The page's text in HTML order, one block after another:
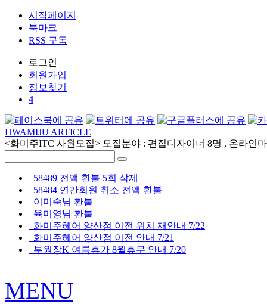
시작페이지
북마크
RSS 구독
로그인
회원 가입
정보찾기
4
HWAMIJU ARTICLE
<화미주ITC 사원모집> 모집분야 : 편집디자이너 8명 , 온라인
58489 전액 환불 5회 삭제
58484 연간회원 취소 전액 환불
이미숙님 환불
육미영님 환불
화미주헤어 양산점 이전 위치 재안내 7/22
화미주헤어 양산점 이전 안내 7/21
부원장K 여름휴가 8월휴무 안내 7/20
MENU